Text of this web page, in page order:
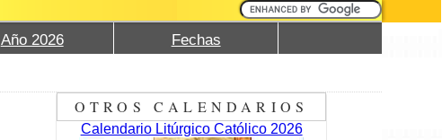
Año 2026 Fechas
OTROS CALENDARIOS
Calendario Litúrgico Católico 2026